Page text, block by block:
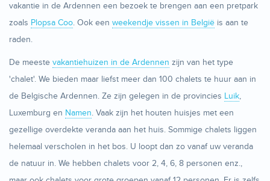
vakantie in de Ardennen een bezoek te brengen aan een pretpark
zoals Plopsa Coo. Ook een weekendje vissen in België is aan te
raden.
De meeste vakantiehuizen in de Ardennen zijn van het type
'chalet'. We bieden maar liefst meer dan 100 chalets te huur aan in
de Belgische Ardennen. Ze zijn gelegen in de provincies Luik,
Luxemburg en Namen. Vaak zijn het houten huisjes met een
gezellige overdekte veranda aan het huis. Sommige chalets liggen
helemaal verscholen in het bos. U loopt dan zo vanaf uw veranda
de natuur in. We hebben chalets voor 2, 4, 6, 8 personen enz.,